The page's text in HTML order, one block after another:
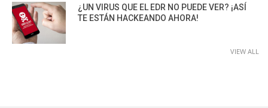
¿UN VIRUS QUE EL EDR NO PUEDE VER? ¡ASÍ
TE ESTÁN HACKEANDO AHORA!
VIEW ALL